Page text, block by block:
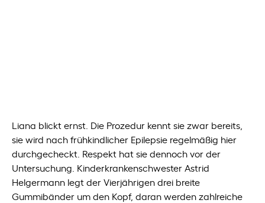
Liana blickt ernst. Die Prozedur kennt sie zwar bereits,
sie wird nach frühkindlicher Epilepsie regelmäßig hier
durchgecheckt. Respekt hat sie dennoch vor der
Untersuchung. Kinderkrankenschwester Astrid
Helgermann legt der Vierjährigen drei breite
Gummibänder um den Kopf, daran werden zahlreiche